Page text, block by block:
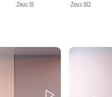
Zeus SI Zeus SI2